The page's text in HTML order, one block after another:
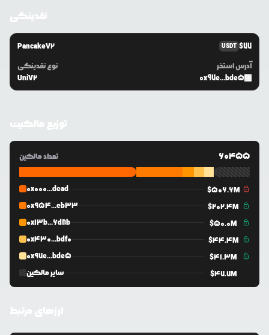
نقدینگی
PancakeV2 USDT $77
نوع نقدینگی
UniV2
آدرس استخر
0x97e...bde5
توزیع مالکیت
تعداد مالکین 60455
0x000...dead $506.6M
0x954...eb33
$202.4M
0x13b...6d8b
$50.0M
0x430...bdf0
$44.4M
0x97e...bde5
$41.3M
سایر مالکین
$47.7M